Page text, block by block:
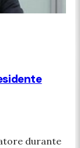
durante